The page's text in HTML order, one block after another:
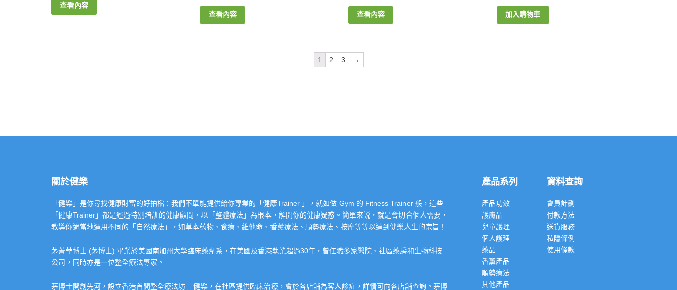
查看內容
查看內容 查看內容 加入購物車
1 2 3 →
關於健樂
「健樂」是你尋找健康財富的好拍檔：我們不單能提供給你專業的「健康Trainer 」，就如做 Gym 的 Fitness Trainer 般，這些
「健康Trainer」都是經過特別培訓的健康顧問，以「整體療法」為根本，解開你的健康疑惑。簡單來説，就是會切合個人需要，
教導你適當地運用不同的「自然療法」，如草本葯物、食療、維他命、香薰療法、順勢療法、按摩等等以達到健樂人生的宗旨！
茅菁華博士 (茅博士) 畢業於美國南加州大學臨床藥劑系，在美國及香港執業超過30年，曾任職多家醫院、社區藥房和生物科技
公司，同時亦是一位整全療法專家。
茅博士開創先河，設立香港首間整全療法坊 – 健樂，在社區提供臨床治療，會於各店舖為客人診症，詳情可向各店舖查詢。茅博
產品系列
產品功效
護膚品
兒童護理
個人護理
藥品
香薰產品
順勢療法
其他產品
資料查詢
會員計劃
付款方法
送貨服務
私隱條例
使用條款